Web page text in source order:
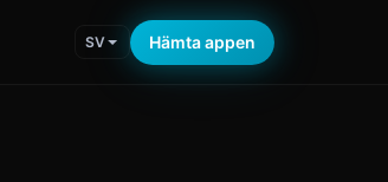
SV Hämta appen